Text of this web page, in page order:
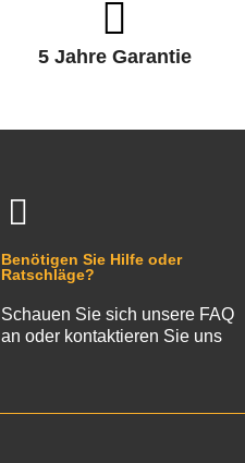
5 Jahre Garantie
Benötigen Sie Hilfe oder
Ratschläge?
Schauen Sie sich unsere FAQ
an oder kontaktieren Sie uns